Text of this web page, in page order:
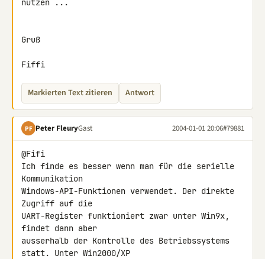
nutzen ...
Gruß
Fiffi
Markierten Text zitieren Antwort
PF Peter FleuryGast 2004-01-01 20:06#79881
@Fifi
Ich finde es besser wenn man für die serielle
Kommunikation
Windows-API-Funktionen verwendet. Der direkte
Zugriff auf die
UART-Register funktioniert zwar unter Win9x,
findet dann aber
ausserhalb der Kontrolle des Betriebssystems
statt. Unter Win2000/XP